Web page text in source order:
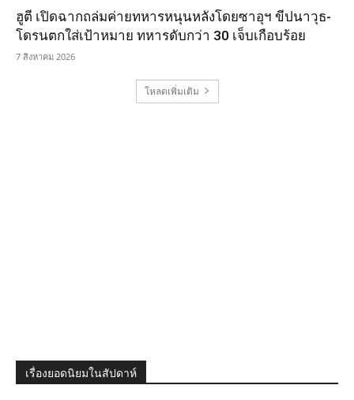
ฮูตี เปิดฉากถล่มค่ายทหารหนุนหลังโดยซาอุฯ ขีปนาวุธ-
โดรนตกใส่เป้าหมาย ทหารดับกว่า 30 เจ็บเกือบร้อย
7 สิงหาคม 2026
โหลดเพิ่มเติม
เรื่องยอดนิยมในสัปดาห์